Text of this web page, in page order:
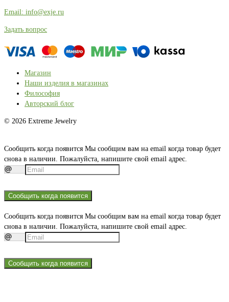
Email: info@exje.ru
Задать вопрос
Магазин
Наши изделия в магазинах
Философия
Авторский блог
© 2026 Extreme Jewelry
Сообщить когда появится Мы сообщим вам на email когда товар будет
снова в наличии. Пожалуйста, напишите свой email адрес.
Сообщить когда появится
Сообщить когда появится Мы сообщим вам на email когда товар будет
снова в наличии. Пожалуйста, напишите свой email адрес.
Сообщить когда появится